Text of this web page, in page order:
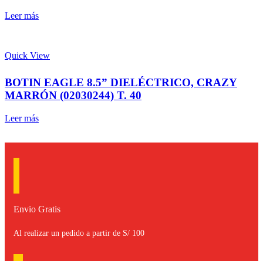
Leer más
Quick View
BOTIN EAGLE 8.5” DIELÉCTRICO, CRAZY
MARRÓN (02030244) T. 40
Leer más
Envio Gratis
Al realizar un pedido a partir de S/ 100